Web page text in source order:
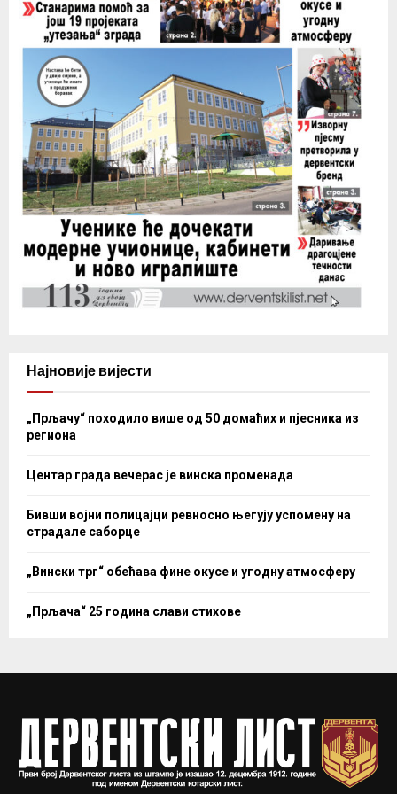
Најновије вијести
„Прљачу“ походило више од 50 домаћих и пјесника из
региона
Центар града вечерас је винска променада
Бивши војни полицајци ревносно његују успомену на
страдале саборце
„Вински трг“ обећава фине окусе и угодну атмосферу
„Прљача“ 25 година слави стихове